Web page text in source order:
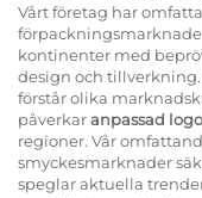
Vårt företag har
kontinenter med
design och
förstår olika
påverkaranpassad
regioner. Vår
smyckesmarknader
speglar aktuella